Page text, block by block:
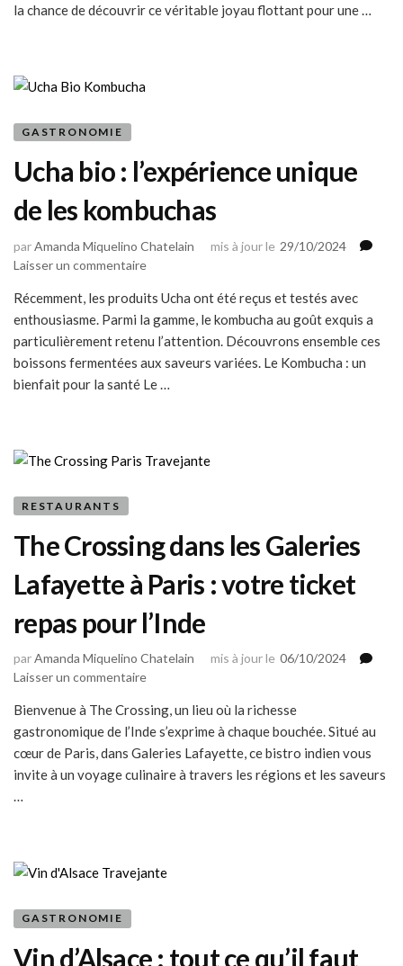
dîner
la chance de découvrir ce véritable joyau flottant pour une …
GASTRONOMIE
Ucha bio : l’expérience unique
de les kombuchas
parAmanda Miquelino Chatelain mis à jour le 29/10/2024
Laisser un commentairesur
bio
:
l’expérience
unique
Récemment, les produits Ucha ont été reçus et testés avec
enthousiasme. Parmi la gamme, le kombucha au goût exquis a
particulièrement retenu l’attention. Découvrons ensemble ces
boissons fermentées aux saveurs variées. Le Kombucha : un
bienfait pour la santé Le …
RESTAURANTS
The Crossing dans les Galeries
Lafayette à Paris : votre ticket
repas pour l’Inde
parAmanda Miquelino Chatelain mis à jour le 06/10/2024
Laisser un commentairesur
Crossing
dans
les
Galeries
votre
Bienvenue à The Crossing, un lieu où la richesse
gastronomique de l’Inde s’exprime à chaque bouchée. Situé au
cœur de Paris, dans Galeries Lafayette, ce bistro indien vous
invite à un voyage culinaire à travers les régions et les saveurs
…
GASTRONOMIE
Vin d’Alsace : tout ce qu’il faut